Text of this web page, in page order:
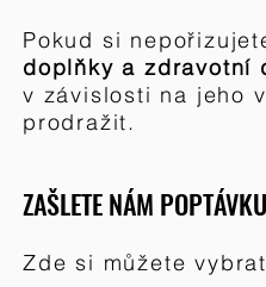
Pokud si
doplňky a zdravotní
v závislosti na jeho
prodražit.
ZAŠLETE NÁM
​Zde si můžete vybrat